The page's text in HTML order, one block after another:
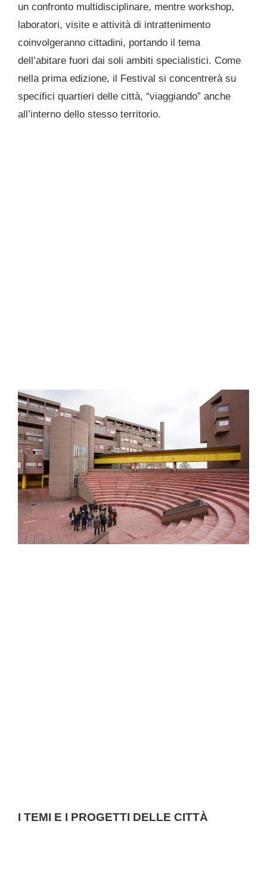
un confronto multidisciplinare, mentre workshop,
laboratori, visite e attività di intrattenimento
coinvolgeranno cittadini, portando il tema
dell’abitare fuori dai soli ambiti specialistici. Come
nella prima edizione, il Festival si concentrerà su
specifici quartieri delle città, “viaggiando” anche
all’interno dello stesso territorio.
I TEMI E I PROGETTI DELLE CITTÀ